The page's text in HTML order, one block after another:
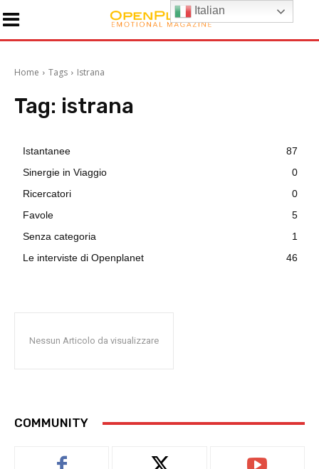
Home Tags Istrana
Tag: istrana
Istantanee
87
Sinergie in Viaggio
0
Ricercatori
0
Favole
5
Senza categoria
1
Le interviste di Openplanet
46
Nessun Articolo da visualizzare
COMMUNITY
Italian